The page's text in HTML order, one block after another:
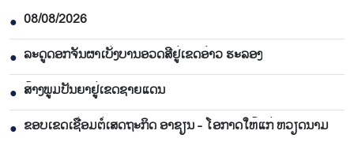
● 08/08/2026
● ລະດູດອກຈັນຜາເບັ່ງບານອວດສີຢູ່ເຂດອ່າວ ຮະລອງ
● ສ້າງພູມປັນຍາຢູ່ເຂດຊາຍແດນ
● ຂອບເຂດເຊື່ອມຕໍ່ເສດຖະກິດ ອາຊຽນ - ໂອກາດໃຫ້ແກ່ ຫວຽດນາມ